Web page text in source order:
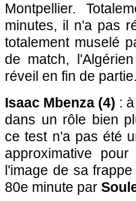
Montpellier.
minutes, il n'a pas
totalement muselé
de match,
réveil en fin de partie.
Isaac Mbenza (4) :
dans un rôle bien
ce test n'a pas été
approximative
l'image de sa
80e minute par